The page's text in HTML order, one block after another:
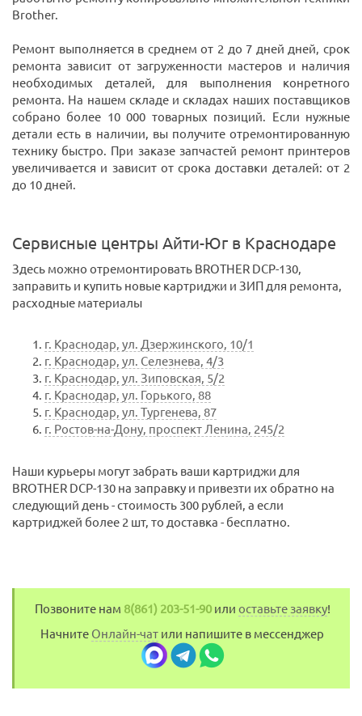
Brother.
Ремонт выполняется в среднем от 2 до 7 дней дней, срок
ремонта зависит от загруженности мастеров и наличия
необходимых деталей, для выполнения конретного
ремонта. На нашем складе и складах наших поставщиков
собрано более 10 000 товарных позиций. Если нужные
детали есть в наличии, вы получите отремонтированную
технику быстро. При заказе запчастей ремонт принтеров
увеличивается и зависит от срока доставки деталей: от 2
до 10 дней.
Сервисные центры Айти-Юг в Краснодаре
Здесь можно отремонтировать BROTHER DCP-130,
заправить и купить новые картриджи и ЗИП для ремонта,
расходные материалы
г. Краснодар, ул. Дзержинского, 10/1
г. Краснодар, ул. Селезнева, 4/3
г. Краснодар, ул. Зиповская, 5/2
г. Краснодар, ул. Горького, 88
г. Краснодар, ул. Тургенева, 87
г. Ростов-на-Дону, проспект Ленина, 245/2
Наши курьеры могут забрать ваши картриджи для
BROTHER DCP-130 на заправку и привезти их обратно на
следующий день - стоимость 300 рублей, а если
картриджей более 2 шт, то доставка - бесплатно.
Позвоните нам 8(861) 203-51-90или оставьте заявку!
Начните Онлайн-чат или напишите в мессенджер